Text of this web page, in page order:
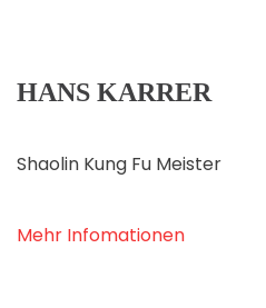
HANS KARRER
Shaolin Kung Fu Meister
Mehr Infomationen